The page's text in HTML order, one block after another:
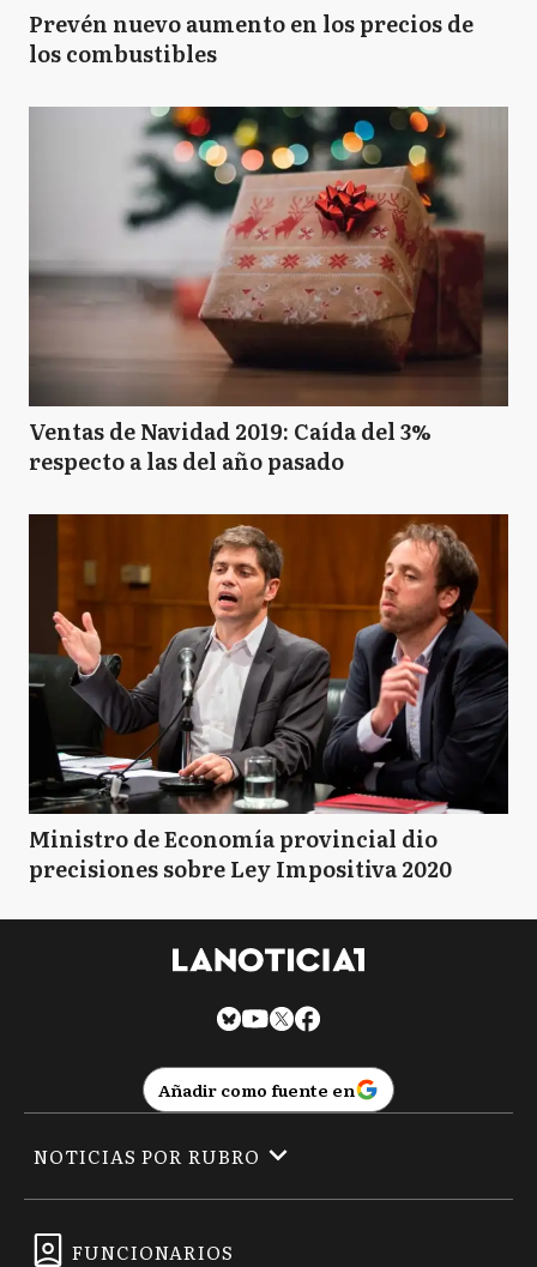
Prevén nuevo aumento en los precios de
los combustibles
Ventas de Navidad 2019: Caída del 3%
respecto a las del año pasado
Ministro de Economía provincial dio
precisiones sobre Ley Impositiva 2020
Añadir como fuente en
FUNCIONARIOS
NOTICIAS POR RUBRO